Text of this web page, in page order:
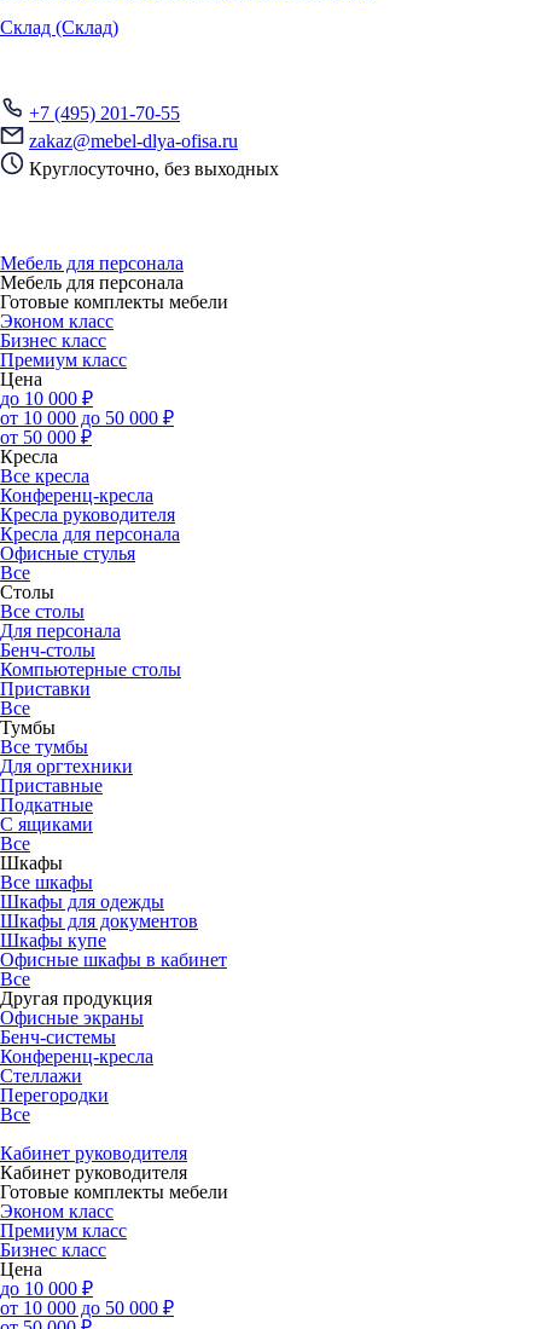
Склад (Склад)
+7 (495) 201-70-55
zakaz@mebel-dlya-ofisa.ru
Круглосуточно, без выходных
Мебель для персонала
Мебель для персонала
Готовые комплекты мебели
Эконом класс
Бизнес класс
Премиум класс
Цена
до 10 000 ₽
от 10 000 до 50 000 ₽
от 50 000 ₽
Кресла
Все кресла
Конференц-кресла
Кресла руководителя
Кресла для персонала
Офисные стулья
Все
Столы
Все столы
Для персонала
Бенч-столы
Компьютерные столы
Приставки
Все
Тумбы
Все тумбы
Для оргтехники
Приставные
Подкатные
С ящиками
Все
Шкафы
Все шкафы
Шкафы для одежды
Шкафы для документов
Шкафы купе
Офисные шкафы в кабинет
Все
Другая продукция
Офисные экраны
Бенч-системы
Конференц-кресла
Стеллажи
Перегородки
Все
Кабинет руководителя
Кабинет руководителя
Готовые комплекты мебели
Эконом класс
Премиум класс
Бизнес класс
Цена
до 10 000 ₽
от 10 000 до 50 000 ₽